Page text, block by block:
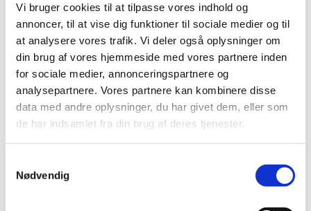
Vi bruger cookies til at tilpasse vores indhold og
annoncer, til at vise dig funktioner til sociale medier og til
at analysere vores trafik. Vi deler også oplysninger om
din brug af vores hjemmeside med vores partnere inden
for sociale medier, annonceringspartnere og
analysepartnere. Vores partnere kan kombinere disse
data med andre oplysninger, du har givet dem, eller som
de har indsamlet fra din brug af deres tjenester.
Nødvendig
2022 (4)
2021 (24)
2020 (7)
2019 (39)
2018 (40)
2017 (31)
2016 (42)
2015 (30)
2013 (44)